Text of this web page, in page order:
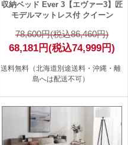
収納ベッド Ever 3【エヴァー3】匠
モデルマットレス付 クイーン
78,600円(税込86,460円)
68,181円(税込74,999円)
送料無料（北海道別途送料・沖縄・離
島へは配送不可）